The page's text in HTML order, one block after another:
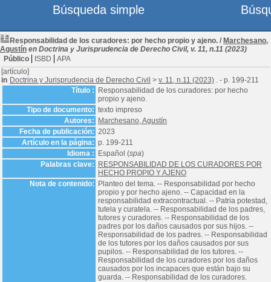
Responsabilidad de los curadores: por hecho propio y ajeno. / Marchesano,
Agustín en Doctrina y Jurisprudencia de Derecho Civil, v. 11, n.11 (2023)
Público
ISBD
APA
[artículo]
in Doctrina y Jurisprudencia de Derecho Civil > v. 11, n.11 (2023) . - p. 199-211
Título :
Responsabilidad de los curadores: por hecho
propio y ajeno.
Tipo de documento: texto impreso
Autores:
Marchesano, Agustín
Fecha de publicación: 2023
Artículo en la página: p. 199-211
Idioma :
Español (spa)
Palabras clave:
RESPONSABILIDAD DE LOS CURADORES POR
HECHO PROPIO Y AJENO
Nota de contenido:
Planteo del tema. -- Responsabilidad por hecho
propio y por hecho ajeno. -- Capacidad en la
responsabilidad extracontractual. -- Patria potestad,
tutela y curatela. -- Responsabilidad de los padres,
tutores y curadores. -- Responsabilidad de los
padres por los daños causados por sus hijos. --
Responsabilidad de los padres. -- Responsabilidad
de los tutores por los daños causados por sus
pupilos. -- Responsabilidad de los tutores. --
Responsabilidad de los curadores por los daños
causados por los incapaces que están bajo su
guarda. -- Responsabilidad de los curadores.
Búsqueda simple